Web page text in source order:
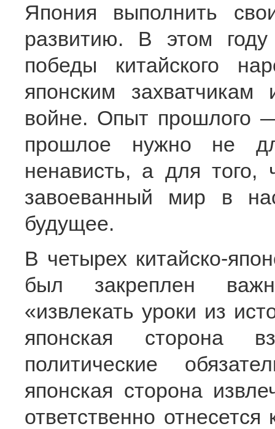
Япония выполнить
развитию. В этом
победы китайского
японским
войне. Опыт прошлого
прошлое нужно не
ненависть, а для того,
завоеванный мир в
будущее.
В четырех китайско-
был закреплен
«извлекать уроки из
японская сторона
политические
японская сторона
ответственно